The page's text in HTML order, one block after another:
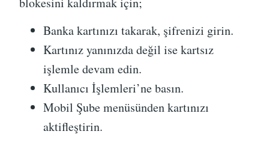
Banka kartınızı takarak, şifrenizi girin.
Kartınız yanınızda değil ise kartsız
işlemle devam edin.
Kullanıcı İşlemleri’ne basın.
Mobil Şube menüsünden kartınızı
aktifleştirin.